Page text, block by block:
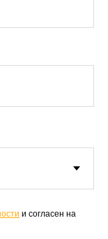
и согласен на